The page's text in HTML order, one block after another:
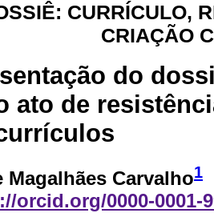
CURRÍCULO,
CRIAÇÃO
do
ato de
Magalhães Carvalho1
orcid.org/0000-0001-